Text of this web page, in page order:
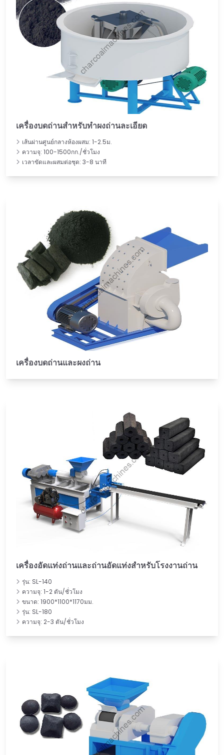
เครื่องบดถ่านสำหรับทำผงถ่านละเอียด
เส้นผ่านศูนย์กลางห้องผสม: 1-2.5ม.
ความจุ: 100-1500กก./ชั่วโมง
เวลาขัดและผสมต่อชุด: 3-8 นาที
เครื่องบดถ่านและผงถ่าน
เครื่องอัดแท่งถ่านและถ่านอัดแท่งสำหรับโรงงานถ่าน
รุ่น: SL-140
ความจุ: 1-2 ตัน/ชั่วโมง
ขนาด: 1900*1100*1170มม.
รุ่น: SL-180
ความจุ: 2-3 ตัน/ชั่วโมง